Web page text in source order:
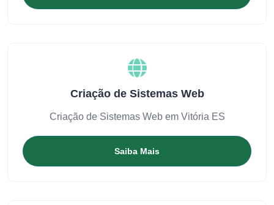
Criação de Sistemas Web
Criação de Sistemas Web em Vitória ES
Saiba Mais